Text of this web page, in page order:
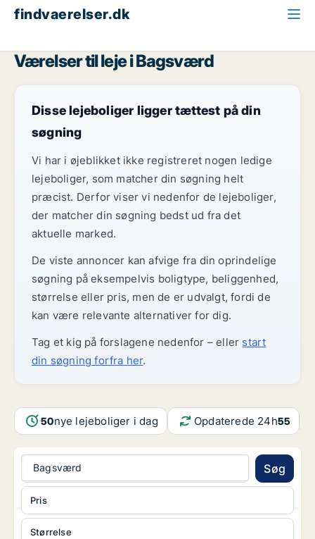
findvaerelser.dk
Værelser til leje i Bagsværd
Disse lejeboliger ligger tættest på din
søgning
Vi har i øjeblikket ikke registreret nogen ledige
lejeboliger, som matcher din søgning helt
præcist. Derfor viser vi nedenfor de lejeboliger,
der matcher din søgning bedst ud fra det
aktuelle marked.
De viste annoncer kan afvige fra din oprindelige
søgning på eksempelvis boligtype, beliggenhed,
størrelse eller pris, men de er udvalgt, fordi de
kan være relevante alternativer for dig.
Tag et kig på forslagene nedenfor – eller start
din søgning forfra her.
50nye lejeboliger i dag Opdaterede 24h55
Bagsværd Søg
Størrelse
Pris